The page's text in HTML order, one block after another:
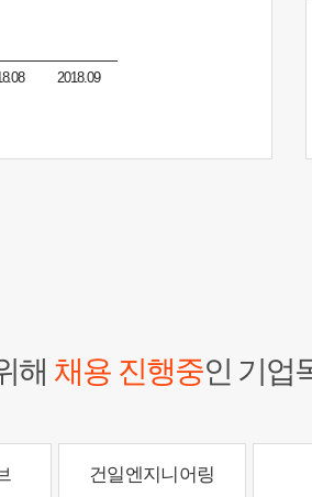
2018.09
해 채용 진행중인 기업
건일엔지니어링